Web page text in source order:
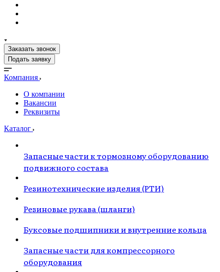
Заказать звонок
Подать заявку
Компания
О компании
Вакансии
Реквизиты
Каталог
Запасные части к тормозному оборудованию
подвижного состава
Резинотехнические изделия (РТИ)
Резиновые рукава (шланги)
Буксовые подшипники и внутренние кольца
Запасные части для компрессорного
оборудования